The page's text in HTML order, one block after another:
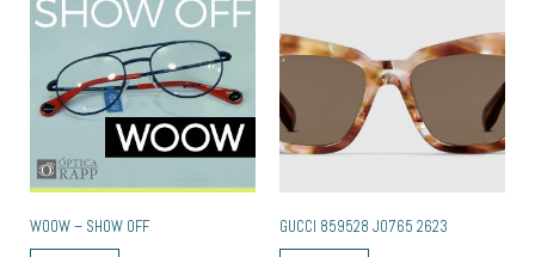
WOOW – SHOW OFF GUCCI 859528 J0765 2623